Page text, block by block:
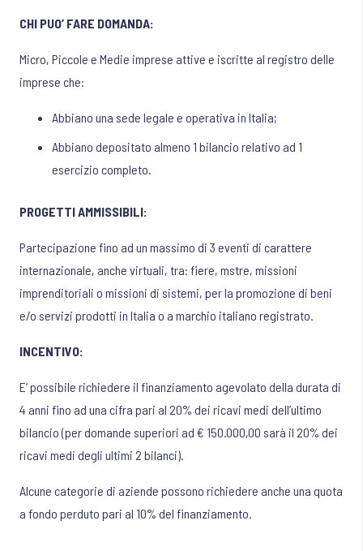
CHI PUO’ FARE DOMANDA:
Micro, Piccole e Medie imprese attive e iscritte al registro delle
imprese che:
Abbiano una sede legale e operativa in Italia;
Abbiano depositato almeno 1 bilancio relativo ad 1
esercizio completo.
PROGETTI AMMISSIBILI:
Partecipazione fino ad un massimo di 3 eventi di carattere
internazionale, anche virtuali, tra: fiere, mstre, missioni
imprenditoriali o missioni di sistemi, per la promozione di beni
e/o servizi prodotti in Italia o a marchio italiano registrato.
INCENTIVO:
E’ possibile richiedere il finanziamento agevolato della durata di
4 anni fino ad una cifra pari al 20% dei ricavi medi dell’ultimo
bilancio (per domande superiori ad € 150.000,00 sarà il 20% dei
ricavi medi degli ultimi 2 bilanci).
Alcune categorie di aziende possono richiedere anche una quota
a fondo perduto pari al 10% del finanziamento.